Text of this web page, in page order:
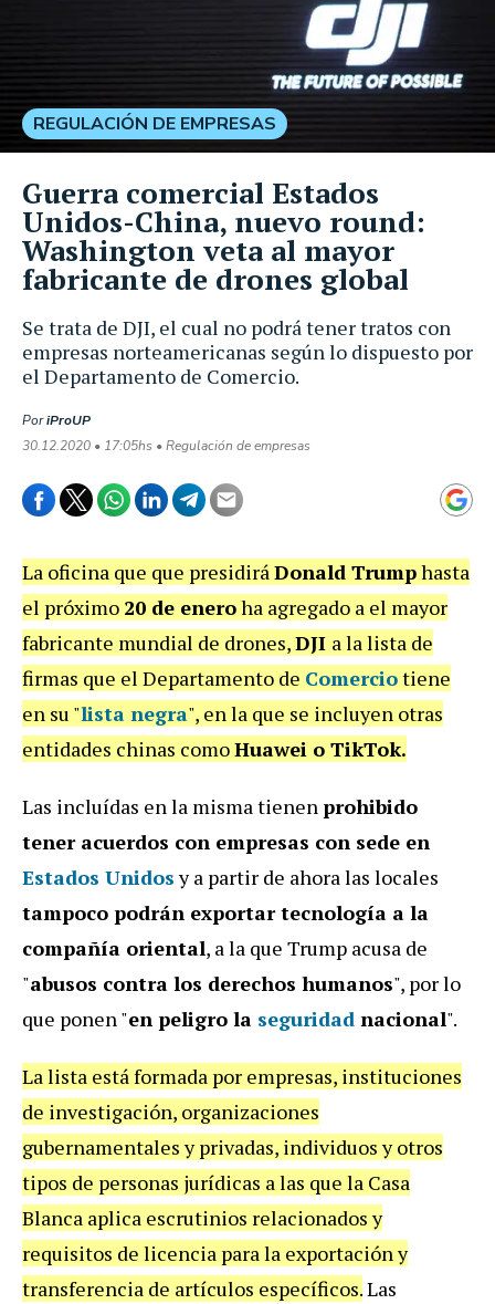
Se trata de DJI, el cual no podrá tener tratos con
empresas norteamericanas según lo dispuesto por
el Departamento de Comercio.
PoriProUP
30.12.2020 • 17:05hs • Regulación de empresas
REGULACIÓN DE EMPRESAS
Guerra comercial Estados
Unidos-China, nuevo round:
Washington veta al mayor
fabricante de drones global
La oficina que que presidiráDonald Trumphasta
el próximo 20 de eneroha agregado a el mayor
fabricante mundial de drones,DJI a la lista de
firmas que el Departamento de Comerciotiene
en su "lista negra", en la que se incluyen otras
entidades chinas comoHuawei o TikTok.
Las incluídas en la misma tienenprohibido
tener acuerdos con empresas con sede en
Estados Unidosy a partir de ahora las locales
tampoco podrán exportar tecnología a la
compañía oriental, a la que Trump acusa de
"abusos contra los derechos humanos", por lo
que ponen "en peligro la seguridad nacional".
La lista está formada por empresas, instituciones
de investigación, organizaciones
gubernamentales y privadas, individuos y otros
tipos de personas jurídicas a las que la Casa
Blanca aplica escrutinios relacionados y
requisitos de licencia para la exportación y
transferencia de artículos específicos.Las